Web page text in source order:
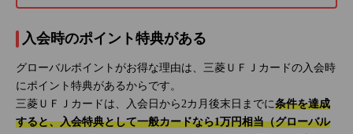
入会時のポイント特典がある
グローバルポイントがお得な理由は、三菱ＵＦＪカードの入会時
にポイント特典があるからです。
三菱ＵＦＪカードは、入会日から2カ月後末日までに条件を達成
すると、入会特典として一般カードなら1万円相当（グローバル